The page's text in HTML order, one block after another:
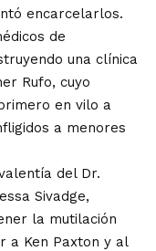
encarcelarlos.
de
una clínica
Rufo, cuyo
en vilo a
a menores
del Dr.
Sivadge,
la mutilación
a Ken Paxton y al